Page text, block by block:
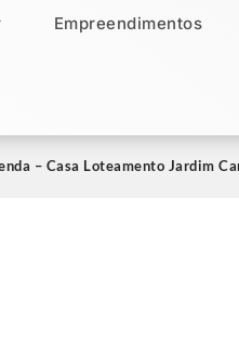
Empreendimentos
Empreendimentos
– Casa Loteamento Jardim